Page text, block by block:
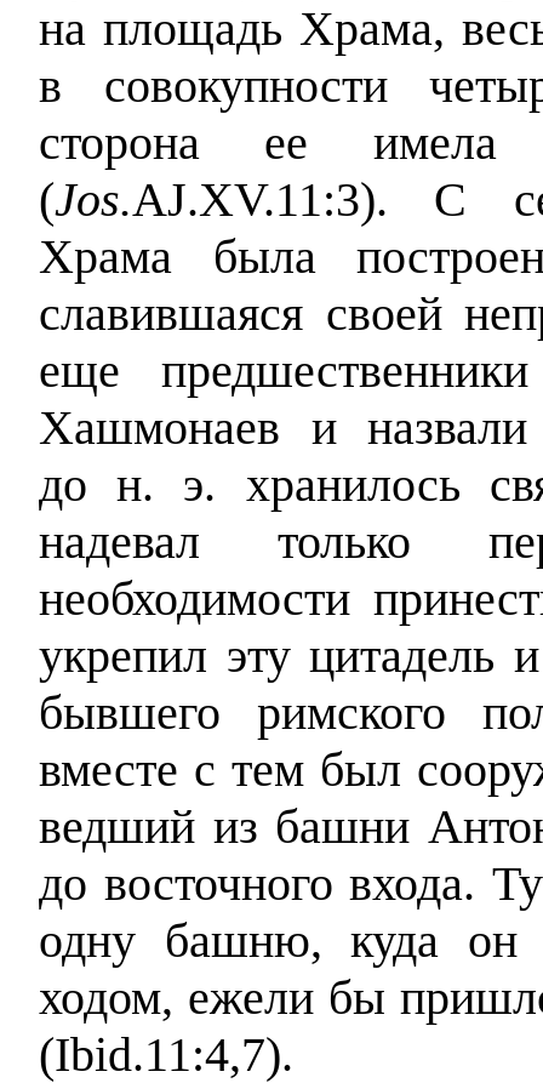
на площадь Храма,
в совокупности
сторона ее
(Jos.AJ.XV.11:3). С
Храма была
славившаяся своей
еще
Хашмонаев и
до н. э. хранилось
надевал только
необходимости
укрепил эту цитадель
бывшего римского
вместе с тем был
ведший из башни
до восточного входа.
одну башню, куда он
ходом, ежели бы
(Ibid.11:4,7).